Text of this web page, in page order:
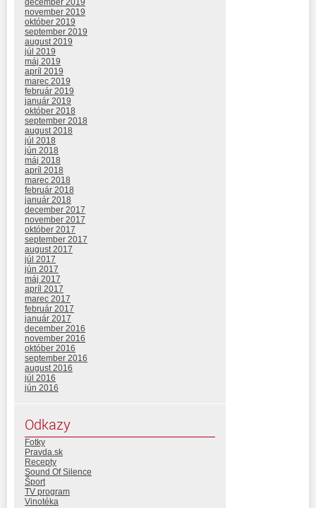
december 2019
november 2019
október 2019
september 2019
august 2019
júl 2019
máj 2019
apríl 2019
marec 2019
február 2019
január 2019
október 2018
september 2018
august 2018
júl 2018
jún 2018
máj 2018
apríl 2018
marec 2018
február 2018
január 2018
december 2017
november 2017
október 2017
september 2017
august 2017
júl 2017
jún 2017
máj 2017
apríl 2017
marec 2017
február 2017
január 2017
december 2016
november 2016
október 2016
september 2016
august 2016
júl 2016
jún 2016
Odkazy
Fotky
Pravda.sk
Recepty
Sound Of Silence
Šport
TV program
Vinotéka